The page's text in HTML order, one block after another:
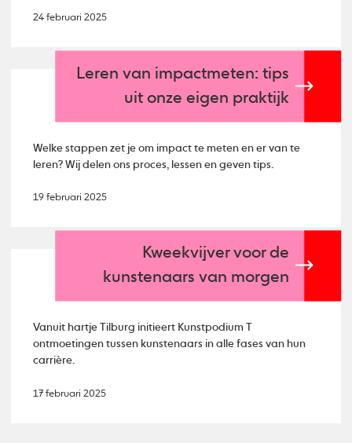
24 februari 2025
Leren van impactmeten: tips
uit onze eigen praktijk
Welke stappen zet je om impact te meten en er van te
leren? Wij delen ons proces, lessen en geven tips.
19 februari 2025
Kweekvijver voor de
kunstenaars van morgen
Vanuit hartje Tilburg initieert Kunstpodium T
ontmoetingen tussen kunstenaars in alle fases van hun
carrière.
17 februari 2025